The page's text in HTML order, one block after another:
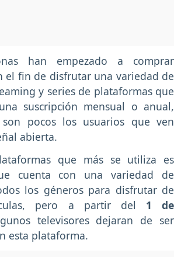
han empezado a comprar
el fin de disfrutar una variedad de
y series de plataformas que
suscripción mensual o anual,
pocos los usuarios que ven
abierta.
que más se utiliza es
cuenta con una variedad de
los géneros para disfrutar de
pero a partir del 1 de
televisores dejaran de ser
esta plataforma.